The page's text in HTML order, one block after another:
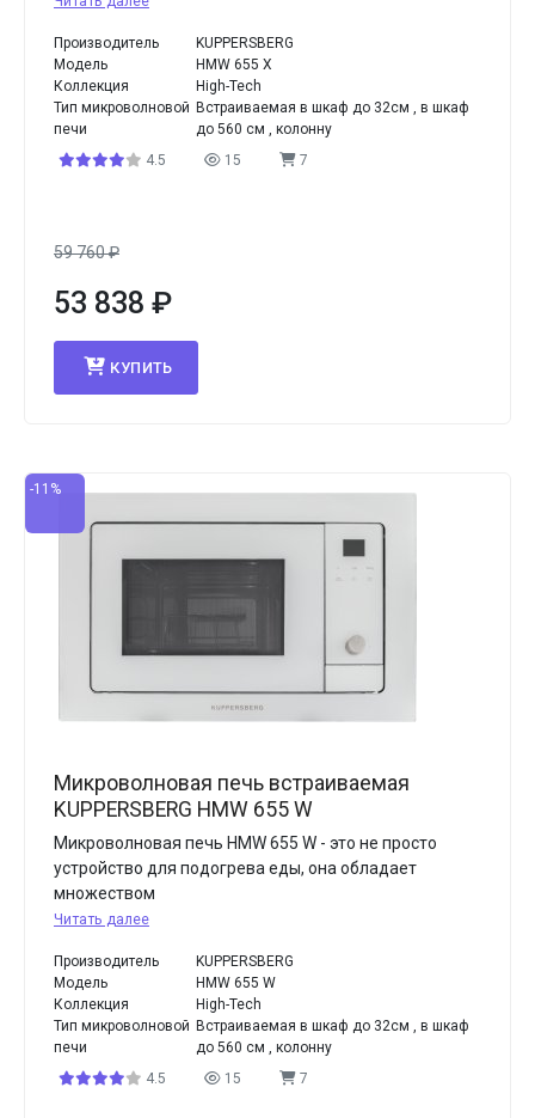
Производитель
KUPPERSBERG
Модель
HMW 655 X
Коллекция
High-Tech
Тип микроволновой
печи
Встраиваемая в шкаф до 32см , в шкаф
до 560 см , колонну
4.5
15 7
59 760₽
53 838 ₽
КУПИТЬ
-11%
Микроволновая печь встраиваемая
KUPPERSBERG HMW 655 W
Микроволновая печь HMW 655 W - это не просто
устройство для подогрева еды, она обладает
множеством
Читать далее
Производитель
KUPPERSBERG
Модель
HMW 655 W
Коллекция
High-Tech
Тип микроволновой
печи
Встраиваемая в шкаф до 32см , в шкаф
до 560 см , колонну
4.5
15 7